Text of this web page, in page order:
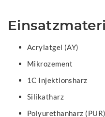
Acrylatgel (AY)
Mikrozement
1C Injektionsharz
Silikatharz
Polyurethanharz (PUR)